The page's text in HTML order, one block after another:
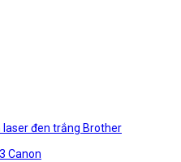
laser đen trắng Brother
Canon